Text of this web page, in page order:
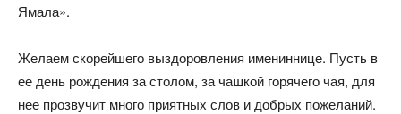
Ямала».
Желаем скорейшего выздоровления имениннице. Пусть в
ее день рождения за столом, за чашкой горячего чая, для
нее прозвучит много приятных слов и добрых пожеланий.